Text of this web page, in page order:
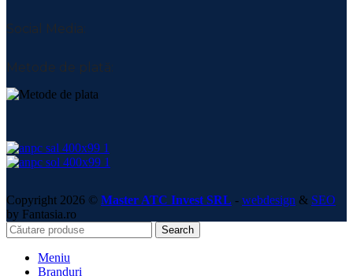
Social Media:
Metode de plată:
Copyright 2026 © Master ATC Invest SRL - webdesign & SEO
by Fantasia.ro
Search
Meniu
Branduri